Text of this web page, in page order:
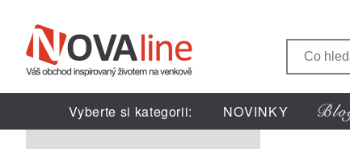
Vyberte si kategorii: NOVINKY